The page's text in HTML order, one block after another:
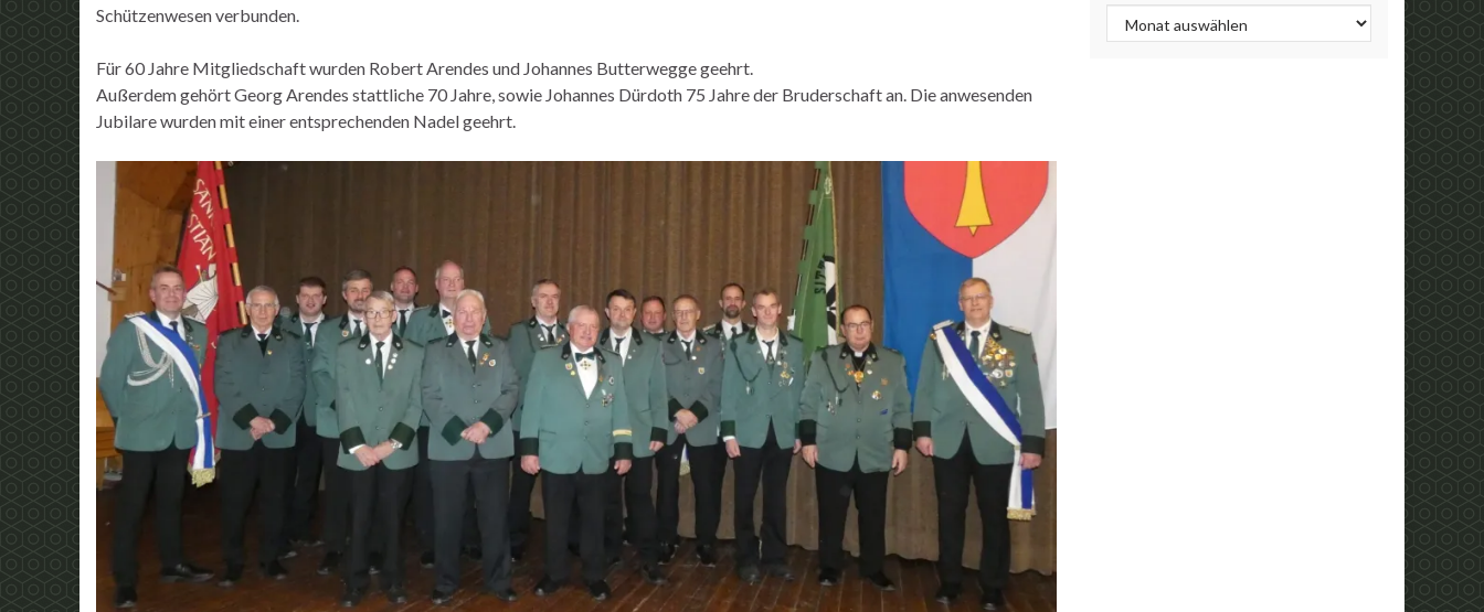
Schützenwesen verbunden.
Für 60 Jahre Mitgliedschaft wurden Robert Arendes und Johannes Butterwegge geehrt.
Außerdem gehört Georg Arendes stattliche 70 Jahre, sowie Johannes Dürdoth 75 Jahre der Bruderschaft an. Die anwesenden
Jubilare wurden mit einer entsprechenden Nadel geehrt.
Archiv